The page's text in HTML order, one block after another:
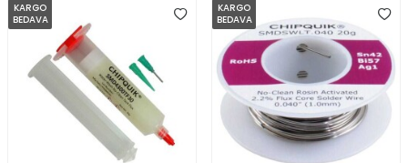
KARGO
BEDAVA
KARGO
BEDAVA